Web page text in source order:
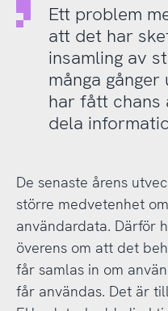
Ett problem
att det har
insamling av
många
har fått
dela
De senaste årens
större medvetenhet
användardata. Därför
överens om att det
får samlas in om
får användas. Det är